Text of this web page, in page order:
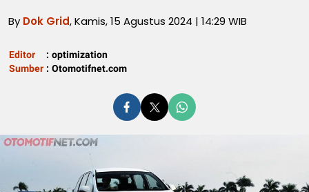
By Dok Grid, Kamis, 15 Agustus 2024 | 14:29 WIB
Editor : optimization
Sumber : Otomotifnet.com